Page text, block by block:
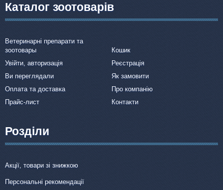
Каталог зоотоварів
Ветеринарні препарати та
зоотовары
Кошик
Увійти, авторизація
Реєстрація
Ви переглядали
Як замовити
Оплата та доставка
Про компанію
Прайс-лист
Контакти
Розділи
Акції, товари зі знижкою
Персональні рекомендації